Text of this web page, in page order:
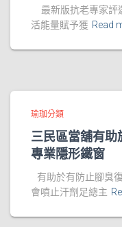
最新版抗老專家評
活能量賦予獲 Read
瑜珈分類
三民區當舖有
專業隱形鐵窗
有助於有防止腳臭
會噴止汗劑足總主